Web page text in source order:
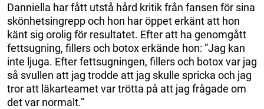
Danniella har fått utstå hård kritik från fansen för sina
skönhetsingrepp och hon har öppet erkänt att hon
känt sig orolig för resultatet. Efter att ha genomgått
fettsugning, fillers och botox erkände hon: ”Jag kan
inte ljuga. Efter fettsugningen, fillers och botox var jag
så svullen att jag trodde att jag skulle spricka och jag
tror att läkarteamet var trötta på att jag frågade om
det var normalt.”